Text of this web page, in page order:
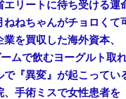
ねねちゃんがチョロく
で『異変』が起こってい
、手術ミスで女性患者